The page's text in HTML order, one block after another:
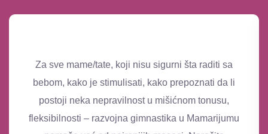
Za sve mame/tate, koji nisu sigurni šta raditi sa
bebom, kako je stimulisati, kako prepoznati da li
postoji neka nepravilnost u mišićnom tonusu,
fleksibilnosti – razvojna gimnastika u Mamarijumu